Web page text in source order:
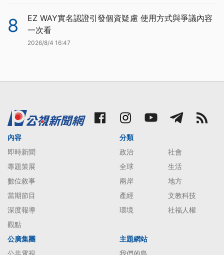
8
EZ WAY實名認證引發個資疑慮 使用方式與爭議內容
一次看
2026/8/4 16:47
內容
即時新聞
專題策展
數位敘事
當期節目
深度報導
觀點
分類
政治
社會
全球
生活
兩岸
地方
產經
文教科技
環境
社福人權
公廣集團
公共電視
主題網站
我們的島